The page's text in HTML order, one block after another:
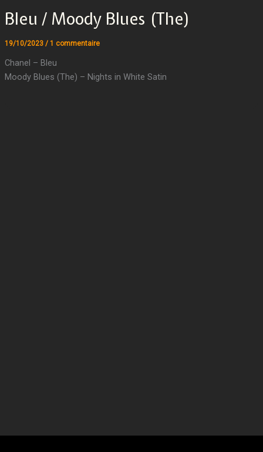
Bleu / Moody Blues (The)
19/10/2023 / 1 commentaire
Chanel – Bleu
Moody Blues (The) – Nights in White Satin